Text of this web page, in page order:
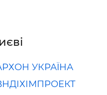
УКРАЇНА